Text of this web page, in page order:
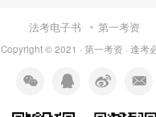
法考电子书 第一考资
Copyright © 2021 · 第一考资 · 逢考